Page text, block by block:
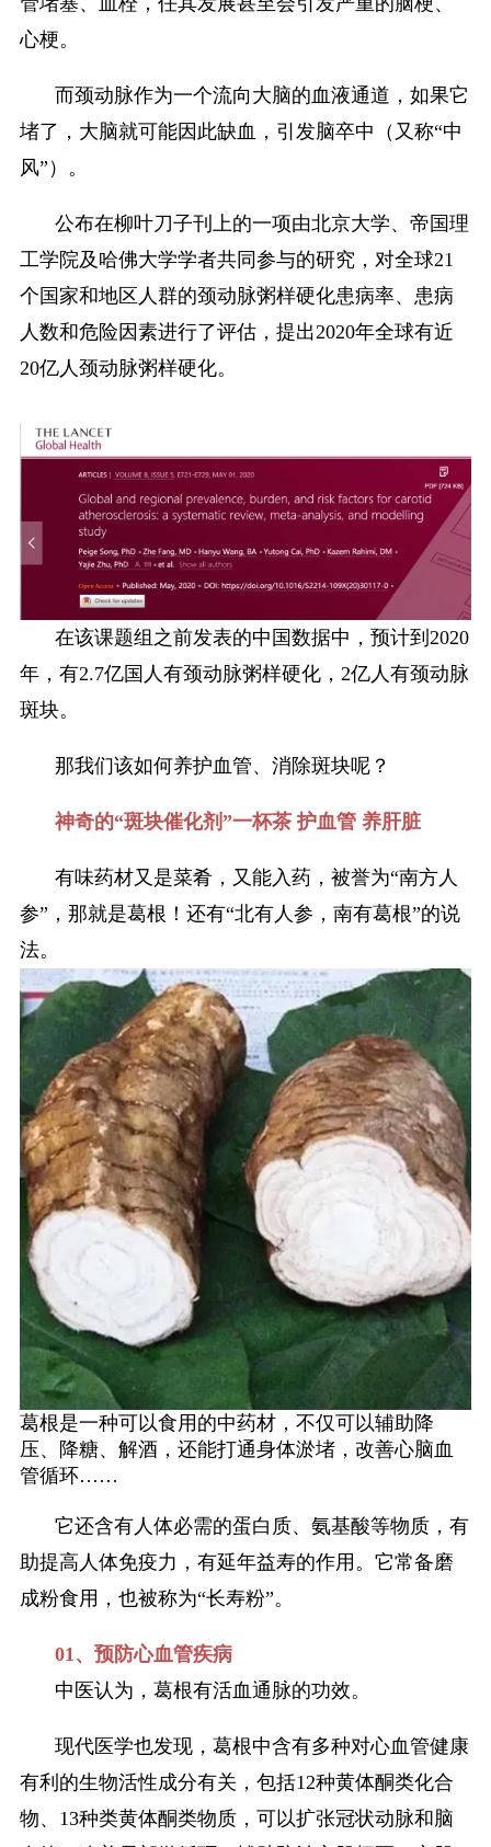
心梗。
而颈动脉作为一个流向大脑的血液通道，如果它
堵了，大脑就可能因此缺血，引发脑卒中（又称“中
风”）。
公布在柳叶刀子刊上的一项由北京大学、帝国理
工学院及哈佛大学学者共同参与的研究，对全球21
个国家和地区人群的颈动脉粥样硬化患病率、患病
人数和危险因素进行了评估，提出2020年全球有近
20亿人颈动脉粥样硬化。
在该课题组之前发表的中国数据中，预计到2020
年，有2.7亿国人有颈动脉粥样硬化，2亿人有颈动脉
斑块。
那我们该如何养护血管、消除斑块呢？
神奇的“斑块催化剂”一杯茶 护血管 养肝脏
有味药材又是菜肴，又能入药，被誉为“南方人
参”，那就是葛根！还有“北有人参，南有葛根”的说
法。
葛根是一种可以食用的中药材，不仅可以辅助降
压、降糖、解酒，还能打通身体淤堵，改善心脑血
管循环……
它还含有人体必需的蛋白质、氨基酸等物质，有
助提高人体免疫力，有延年益寿的作用。它常备磨
成粉食用，也被称为“长寿粉”。
01、预防心血管疾病
中医认为，葛根有活血通脉的功效。
现代医学也发现，葛根中含有多种对心血管健康
有利的生物活性成分有关，包括12种黄体酮类化合
物、13种类黄体酮类物质，可以扩张冠状动脉和脑